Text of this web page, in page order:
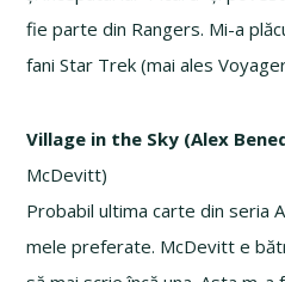
fie parte din Rangers. Mi-a
fani Star Trek (mai ales
Village in the Sky (Alex
McDevitt)
Probabil ultima carte din seria
mele preferate. McDevitt e